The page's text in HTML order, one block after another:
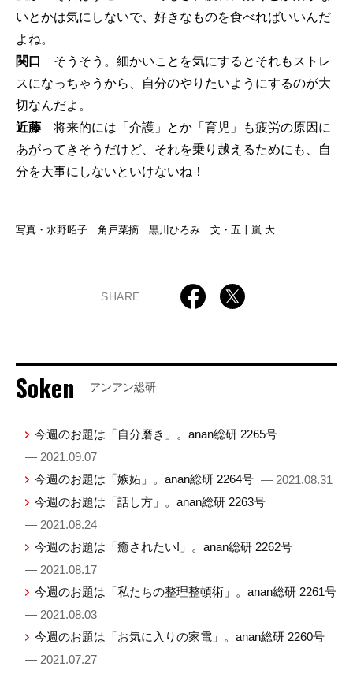
いとかは気にしないで、好きなものを食べればいいんだ
よね。
関口 そうそう。細かいことを気にするとそれもストレ
スになっちゃうから、自分のやりたいようにするのが大
切なんだよ。
近藤 将来的には「介護」とか「育児」も疲労の原因に
あがってきそうだけど、それを乗り越えるためにも、自
分を大事にしないといけないね！
写真・水野昭子 角戸菜摘 黒川ひろみ 文・五十嵐 大
SHARE
Soken アンアン総研
今週のお題は「自分磨き」。anan総研 2265号
— 2021.09.07
今週のお題は「嫉妬」。anan総研 2264号 — 2021.08.31
今週のお題は「話し方」。anan総研 2263号
— 2021.08.24
今週のお題は「癒されたい!」。anan総研 2262号
— 2021.08.17
今週のお題は「私たちの整理整頓術」。anan総研 2261号
— 2021.08.03
今週のお題は「お気に入りの家電」。anan総研 2260号
— 2021.07.27